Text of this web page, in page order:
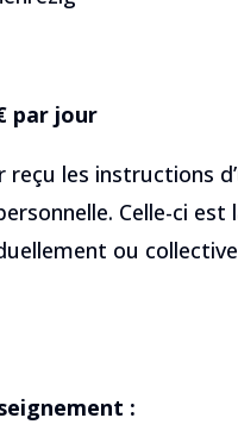
par jour
les instructions
Celle-ci est
ou
: